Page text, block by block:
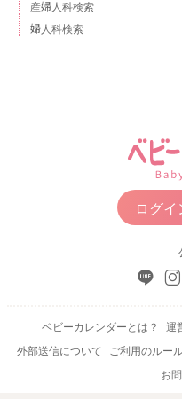
産婦人科検索
婦人科検索
ログ
ベビーカレンダーとは？ 運
外部送信について
ご利用のルー
お